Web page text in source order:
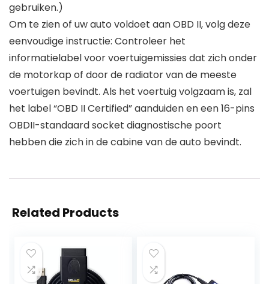
gebruiken.)
Om te zien of uw auto voldoet aan OBD II, volg deze
eenvoudige instructie: Controleer het
informatielabel voor voertuigemissies dat zich onder
de motorkap of door de radiator van de meeste
voertuigen bevindt. Als het voertuig volgzaam is, zal
het label “OBD II Certified” aanduiden en een 16-pins
OBDII-standaard socket diagnostische poort
hebben die zich in de cabine van de auto bevindt.
Related Products